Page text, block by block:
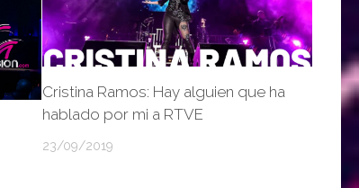
Cristina Ramos: Hay alguien que ha
hablado por mi a RTVE
23/09/2019